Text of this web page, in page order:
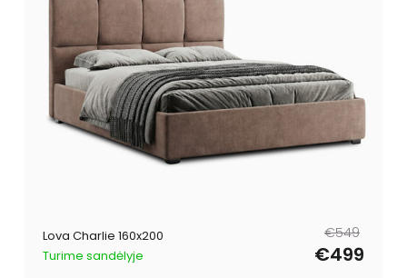
Lova Charlie 160x200
Turime sandėlyje
Tavahind
€549
Müügihind
€499